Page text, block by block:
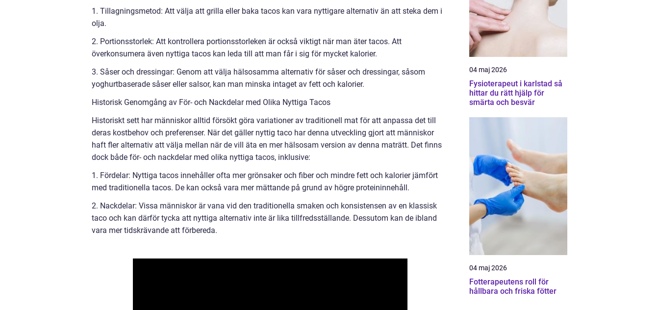
1. Tillagningsmetod: Att välja att grilla eller baka tacos kan vara nyttigare alternativ än att steka dem i
olja.
2. Portionsstorlek: Att kontrollera portionsstorleken är också viktigt när man äter tacos. Att
överkonsumera även nyttiga tacos kan leda till att man får i sig för mycket kalorier.
3. Såser och dressingar: Genom att välja hälsosamma alternativ för såser och dressingar, såsom
yoghurtbaserade såser eller salsor, kan man minska intaget av fett och kalorier.
Historisk Genomgång av För- och Nackdelar med Olika Nyttiga Tacos
Historiskt sett har människor alltid försökt göra variationer av traditionell mat för att anpassa det till
deras kostbehov och preferenser. När det gäller nyttig taco har denna utveckling gjort att människor
haft fler alternativ att välja mellan när de vill äta en mer hälsosam version av denna maträtt. Det finns
dock både för- och nackdelar med olika nyttiga tacos, inklusive:
1. Fördelar: Nyttiga tacos innehåller ofta mer grönsaker och fiber och mindre fett och kalorier jämfört
med traditionella tacos. De kan också vara mer mättande på grund av högre proteininnehåll.
2. Nackdelar: Vissa människor är vana vid den traditionella smaken och konsistensen av en klassisk
taco och kan därför tycka att nyttiga alternativ inte är lika tillfredsställande. Dessutom kan de ibland
vara mer tidskrävande att förbereda.
04 maj 2026
Fysioterapeut i karlstad så
hittar du rätt hjälp för
smärta och besvär
04 maj 2026
Fotterapeutens roll för
hållbara och friska fötter